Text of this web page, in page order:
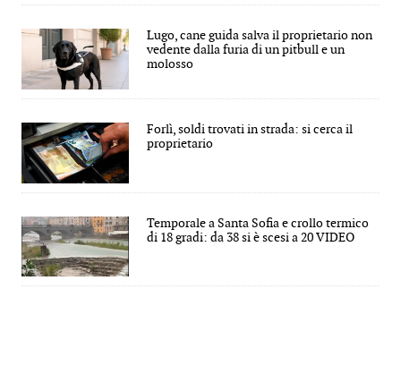
Lugo, cane guida salva il proprietario non
vedente dalla furia di un pitbull e un
molosso
Forlì, soldi trovati in strada: si cerca il
proprietario
Temporale a Santa Sofia e crollo termico
di 18 gradi: da 38 si è scesi a 20 VIDEO